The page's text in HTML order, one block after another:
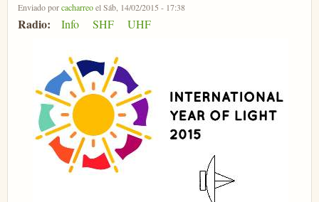
Enviado porcacharreoel Sáb, 14/02/2015 - 17:38
Radio: Info SHF UHF